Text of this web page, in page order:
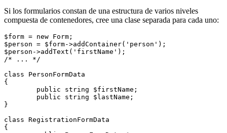
Si los formularios constan de una estructura de varios niveles
compuesta de contenedores, cree una clase separada para cada uno:
$form = new Form;
$person = $form->addContainer('person');
$person->addText('firstName');
/* ... */
class PersonFormData
{
}
class RegistrationFormData
{